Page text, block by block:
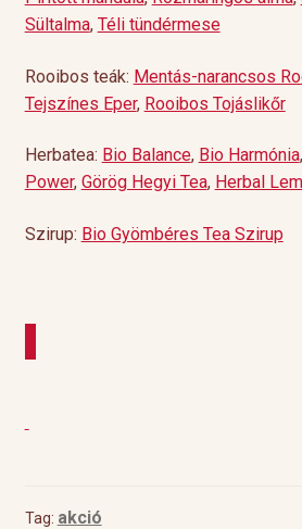
Sültalma, Téli tündérmese
Rooibos teák: Mentás-narancsos
Tejszínes Eper, Rooibos Tojáslikőr
Herbatea: Bio Balance, Bio Harmónia,
Power, Görög Hegyi Tea, Herbal
Szirup: Bio Gyömbéres Tea Szirup
Tag: akció